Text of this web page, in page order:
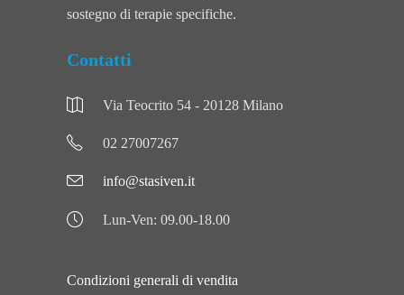
sostegno di terapie specifiche.
Contatti
Via Teocrito 54 - 20128 Milano
02 27007267
info@stasiven.it
Lun-Ven: 09.00-18.00
Condizioni generali di vendita